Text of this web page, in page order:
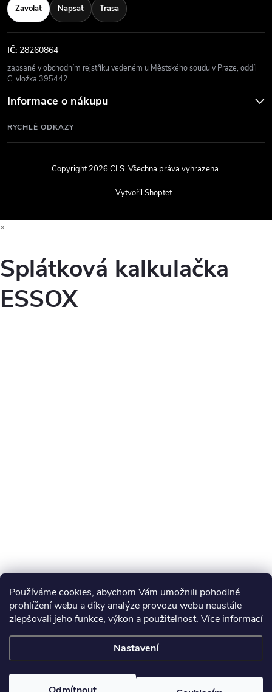
Používáme cookies, abychom Vám umožnili pohodlné
prohlížení webu a díky analýze provozu webu neustále
zlepšovali jeho funkce, výkon a použitelnost. Více informací
Nastavení
Zavolat Napsat Trasa
IČ: 28260864
zapsané v obchodním rejstříku vedeném u Městského soudu v Praze, oddíl
C, vložka 395442
Informace o nákupu
RYCHLÉ ODKAZY
Vytvořil Shoptet
Copyright 2026CLS. Všechna práva vyhrazena.
×
Splátková kalkulačka
ESSOX